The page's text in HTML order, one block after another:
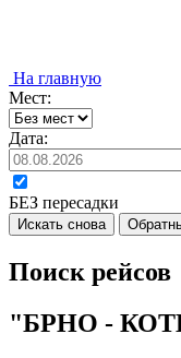
На главную
Мест:
Дата:
БЕЗ пересадки
Искать снова
Поиск рейсов
"БРНО -